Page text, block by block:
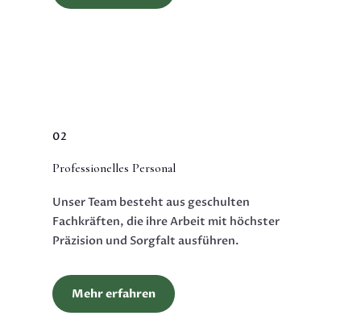
02
Professionelles Personal
Unser Team besteht aus geschulten
Fachkräften, die ihre Arbeit mit höchster
Präzision und Sorgfalt ausführen.
Mehr erfahren